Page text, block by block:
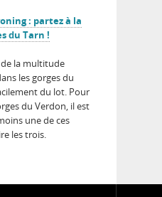
: partez à la
du Tarn !
la multitude
les gorges du
du lot. Pour
du Verdon, il est
une de ces
les trois.